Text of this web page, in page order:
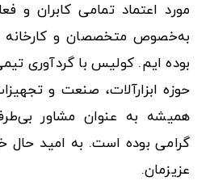
مورد اعتماد تمامی کابران و
به‌خصوص متخصصان و
بوده ایم. کولیس با گردآوری
حوزه ابزارآلات، صنعت و
همیشه به عنوان مشاور
گرامی بوده است. به امید حال
عزیزمان.